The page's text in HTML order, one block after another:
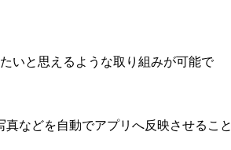
いと思えるような取り組みが可能で
などを自動でアプリへ反映させること